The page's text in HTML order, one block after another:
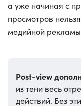
а уже начиная с
просмотров
медийной
Post-view
из тени весь
действий. Без